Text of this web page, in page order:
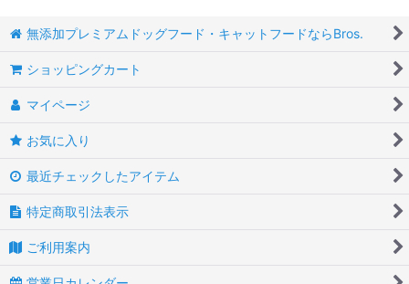
無添加プレミアムドッグフード・キャットフードならBros.
ショッピングカート
マイページ
お気に入り
最近チェックしたアイテム
特定商取引法表示
ご利用案内